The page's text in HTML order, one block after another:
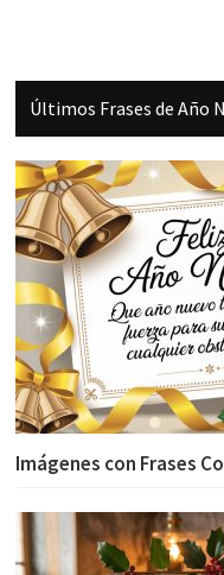
Últimos Frases de Año
Imágenes con Frases